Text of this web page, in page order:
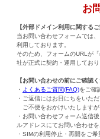
お
【外部ドメイン利用に関するご
当お問い合わせフォームでは
利用しております。
そのため、フォームのURLが
社が正式に契約・運用してお
【お問い合わせの前にご確認く
・ よくあるご質問(FAQ)をご確
・ご返信にはお日にちをいた
ご不便をおかけいたしますが
・お問い合わせフォーム送信
ルアドレスにてお問い合わせを
・SIMの利用停止・再開をご希